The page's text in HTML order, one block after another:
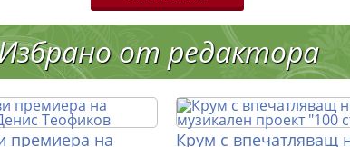
от редактора
премиера на
Крум с впечатляващ